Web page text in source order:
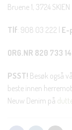
Bruene 1, 3724 SKIEN
Tlf: 908 03 222 | E-
ORG.NR 820 733
PSST! Besøk også
beste innen
Neuw Denim på